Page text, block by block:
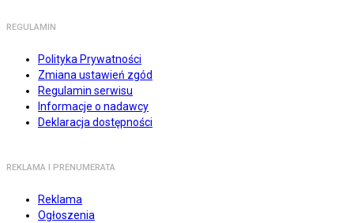
REGULAMIN
Polityka Prywatności
Zmiana ustawień zgód
Regulamin serwisu
Informacje o nadawcy
Deklaracja dostępności
REKLAMA I PRENUMERATA
Reklama
Ogłoszenia